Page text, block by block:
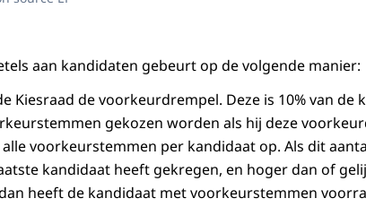
aan kandidaten gebeurt op de volgende manier:
Kiesraad de voorkeurdrempel. Deze is 10% van de
gekozen worden als hij deze
voorkeurstemmen per kandidaat op. Als dit
kandidaat heeft gekregen, en hoger dan of
heeft de kandidaat met voorkeurstemmen